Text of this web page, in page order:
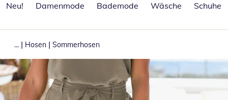
Neu!
Damenmode Bademode Wäsche Schuhe
... | Hosen | Sommerhosen